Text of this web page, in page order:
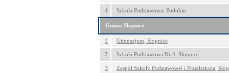
4 Szkoła Podstawowa, Podobin
Gmina Słopnice
1 Gimnazjum, Słopnice
2 Szkoła Podstawowa Nr 4, Słopnice
3 Zespół Szkoły Podstawowej i Przedszkola,